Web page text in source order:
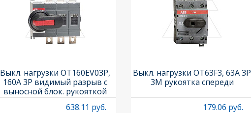
Выкл. нагрузки OT160EV03P,
160A 3P видимый разрыв с
выносной блок. рукояткой
OHB65J6 и осью OXP6X210
638.11 руб.
Выкл. нагрузки OT63F3, 63A 3P
3M рукоятка спереди
179.06 руб.